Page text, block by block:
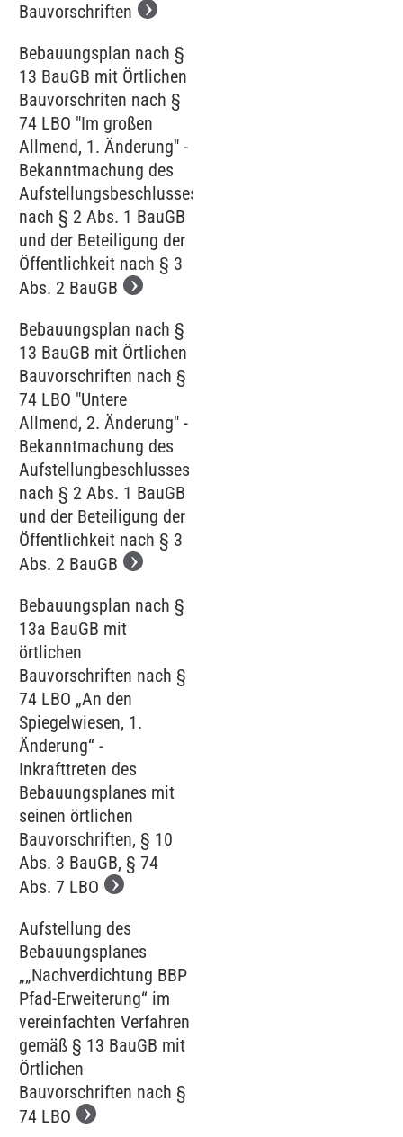
Bauvorschriften
Bebauungsplan nach §
13 BauGB mit Örtlichen
Bauvorschriten nach §
74 LBO "Im großen
Allmend, 1. Änderung" -
Bekanntmachung des
Aufstellungsbeschlusses
nach § 2 Abs. 1 BauGB
und der Beteiligung der
Öffentlichkeit nach § 3
Abs. 2 BauGB
Bebauungsplan nach §
13 BauGB mit Örtlichen
Bauvorschriften nach §
74 LBO "Untere
Allmend, 2. Änderung" -
Bekanntmachung des
Aufstellungbeschlusses
nach § 2 Abs. 1 BauGB
und der Beteiligung der
Öffentlichkeit nach § 3
Abs. 2 BauGB
Bebauungsplan nach §
13a BauGB mit
örtlichen
Bauvorschriften nach §
74 LBO „An den
Spiegelwiesen, 1.
Änderung“ -
Inkrafttreten des
Bebauungsplanes mit
seinen örtlichen
Bauvorschriften, § 10
Abs. 3 BauGB, § 74
Abs. 7 LBO
Aufstellung des
Bebauungsplanes
„„Nachverdichtung BBP
Pfad-Erweiterung“ im
vereinfachten Verfahren
gemäß § 13 BauGB mit
Örtlichen
Bauvorschriften nach §
74 LBO